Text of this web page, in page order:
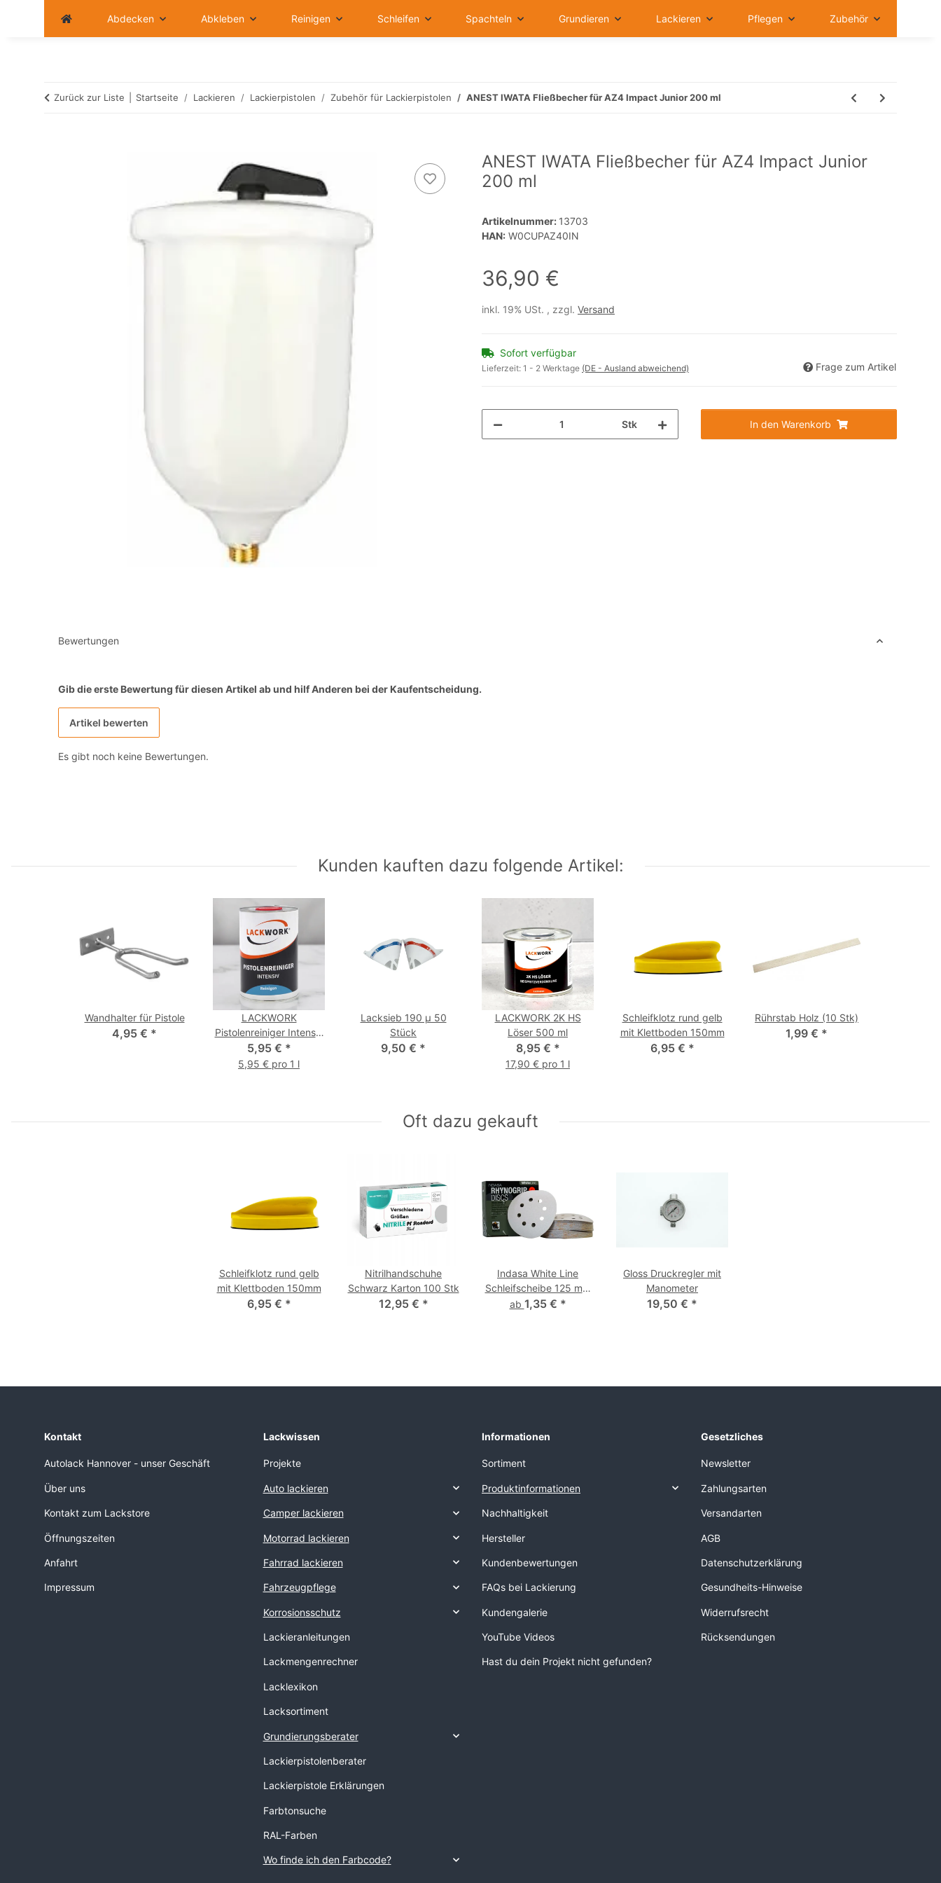
Abdecken Abkleben Reinigen Schleifen Spachteln Grundieren Lackieren Pflegen Zubehör
Zurück zur Liste Startseite Lackieren Lackierpistolen Zubehör für Lackierpistolen ANEST IWATA Fließbecher für AZ4 Impact Junior 200 ml
ANEST IWATA Fließbecher für AZ4 Impact Junior
200 ml
Artikelnummer: 13703
HAN: W0CUPAZ40IN
36,90 €
inkl. 19% USt. , zzgl. Versand
Sofort verfügbar
Lieferzeit: 1 - 2 Werktage (DE - Ausland abweichend) Frage zum Artikel
Stk In den Warenkorb
Bewertungen
Gib die erste Bewertung für diesen Artikel ab und hilf Anderen bei der Kaufentscheidung.
Artikel bewerten
Es gibt noch keine Bewertungen.
Kunden kauften dazu folgende Artikel:
Wandhalter für Pistole
4,95 € *
LACKWORK
Pistolenreiniger Intensiv
1,0 L
5,95 € *
5,95 € pro 1 l
Lacksieb 190 µ 50
Stück
9,50 € *
LACKWORK 2K HS
Löser 500 ml
8,95 € *
17,90 € pro 1 l
Schleifklotz rund gelb
mit Klettboden 150mm
6,95 € *
Rührstab Holz (10 Stk)
1,99 € *
Oft dazu gekauft
Schleifklotz rund gelb
mit Klettboden 150mm
6,95 € *
Nitrilhandschuhe
Schwarz Karton 100 Stk
12,95 € *
Indasa White Line
Schleifscheibe 125 mm
8-Loch Klett
ab 1,35 € *
Gloss Druckregler mit
Manometer
19,50 € *
Kontakt
Autolack Hannover - unser Geschäft
Über uns
Kontakt zum Lackstore
Öffnungszeiten
Anfahrt
Impressum
Lackwissen
Projekte
Auto lackieren
Camper lackieren
Motorrad lackieren
Fahrrad lackieren
Fahrzeugpflege
Korrosionsschutz
Lackieranleitungen
Lackmengenrechner
Lacklexikon
Lacksortiment
Grundierungsberater
Lackierpistolenberater
Lackierpistole Erklärungen
Farbtonsuche
RAL-Farben
Wo finde ich den Farbcode?
Informationen
Sortiment
Produktinformationen
Nachhaltigkeit
Hersteller
Kundenbewertungen
FAQs bei Lackierung
Kundengalerie
YouTube Videos
Hast du dein Projekt nicht gefunden?
Gesetzliches
Newsletter
Zahlungsarten
Versandarten
AGB
Datenschutzerklärung
Gesundheits-Hinweise
Widerrufsrecht
Rücksendungen